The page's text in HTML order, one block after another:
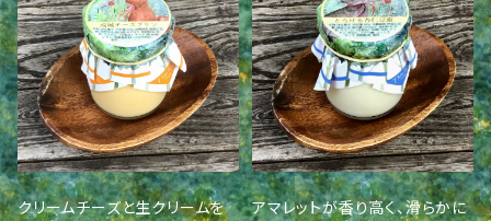
クリームチーズと生クリームを
アマレットが香り高く、滑らかに